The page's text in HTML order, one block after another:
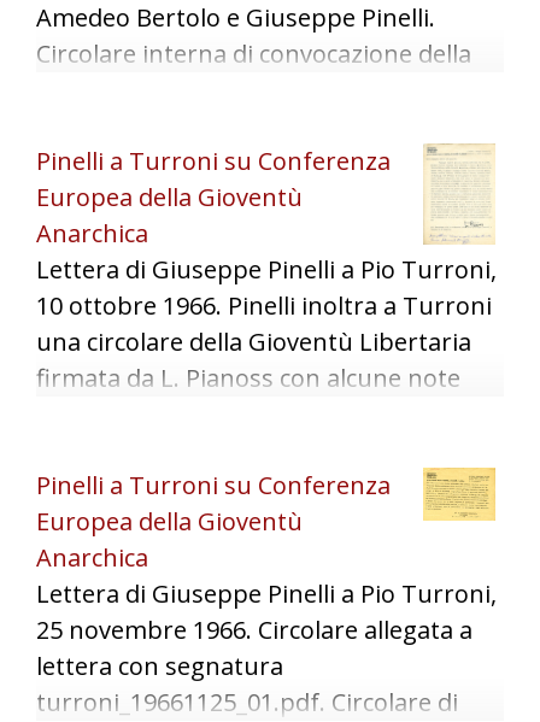
Amedeo Bertolo e Giuseppe Pinelli.
Circolare interna di convocazione della
Pinelli a Turroni su Conferenza
Europea della Gioventù
Anarchica
Lettera di Giuseppe Pinelli a Pio Turroni,
10 ottobre 1966. Pinelli inoltra a Turroni
una circolare della Gioventù Libertaria
firmata da L. Pianoss con alcune note
turroni_19661010_01.pdf. Conferma
organizzazione conferenza Gioventù
Anarchica Europea a Milano per il
dicembre 1966. Elenco adesioni (Italia:
Milano, Torino, Brescia, Vicenza, Valenza,
Savona, Genova, Iglesias; Francia: Parigi).
Richiesta testi interventi.
Pinelli a Turroni su Conferenza
Europea della Gioventù
Anarchica
Lettera di Giuseppe Pinelli a Pio Turroni,
25 novembre 1966. Circolare allegata a
lettera con segnatura
turroni_19661125_01.pdf. Circolare di